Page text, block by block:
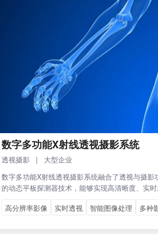
数字多功能X射线透视摄影系统
透视摄影 |
大型企业
数字多功能X射线透视摄影系统融合了透视与摄影
的动态平板探测器技术，能够实现高清晰度、实
高分辨率影像
实时透视 智能图像处理 多种